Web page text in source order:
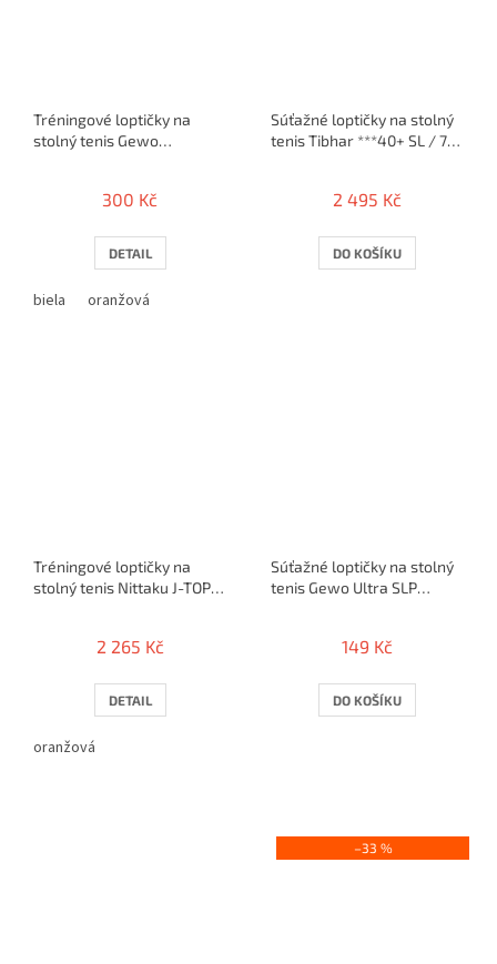
Tréningové loptičky na
stolný tenis Gewo
300 Kč
DETAIL
biela oranžová
Súťažné loptičky na stolný
tenis Tibhar ***40+ SL / 72
2 495 Kč
DO KOŠÍKU
Tréningové loptičky na
stolný tenis Nittaku J-TOP
2 265 Kč
DETAIL
oranžová
Súťažné loptičky na stolný
tenis Gewo Ultra SLP
149 Kč
DO KOŠÍKU
–33 %